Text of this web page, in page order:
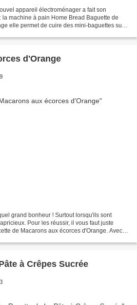
appareil électroménager a fait son
machine à pain Home Bread Baguette de
elle permet de cuire des mini-baguettes sur
d'Orange
grand bonheur ! Surtout lorsqu'ils sont
Pour les réussir, il vous faut juste
de Macarons aux écorces d'Orange. Avec
à Crêpes Sucrée